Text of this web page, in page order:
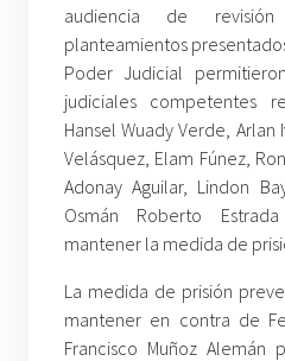
audiencia de
planteamientos
Poder Judicial
judiciales competentes
Hansel Wuady Verde,
Velásquez, Elam Fúnez,
Adonay Aguilar, Lindon
Osmán Roberto
mantener la medida de
La medida de prisión
mantener en contra de
Francisco Muñoz Alemán